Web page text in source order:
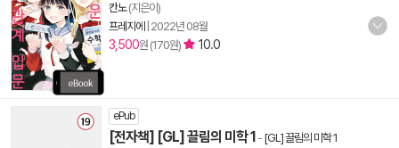
칸노(지은이)
프레지에
2022년 08월
3,500원 (170원) 10.0
ePub
[전자책] [GL] 끌림의 미학 1 - [GL] 끌림의 미학 1